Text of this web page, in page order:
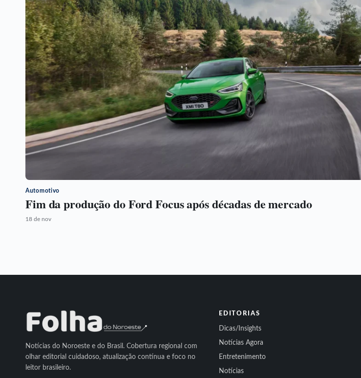
Automotivo
Fim da produção do Ford Focus após décadas de mercado
18 de nov
Notícias do Noroeste e do Brasil. Cobertura regional com
olhar editorial cuidadoso, atualização contínua e foco no
leitor brasileiro.
EDITORIAS
Dicas/Insights
Notícias Agora
Entretenimento
Notícias